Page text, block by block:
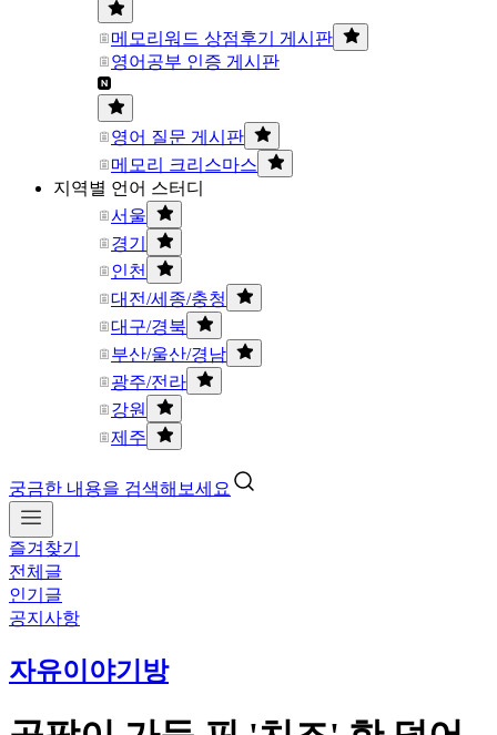
메모리워드 상점후기 게시판
영어공부 인증 게시판
영어 질문 게시판
메모리 크리스마스
지역별 언어 스터디
서울
경기
인천
대전/세종/충청
대구/경북
부산/울산/경남
광주/전라
강원
제주
궁금한 내용을 검색해보세요
즐겨찾기
전체글
인기글
공지사항
자유이야기방